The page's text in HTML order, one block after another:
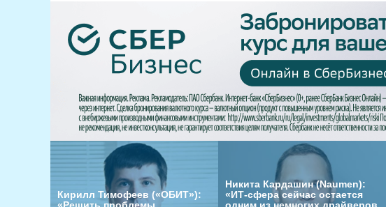
Кирилл Тимофеев («ОБИТ»):
Никита Кардашин (Naumen):
«ИТ-сфера сейчас остается